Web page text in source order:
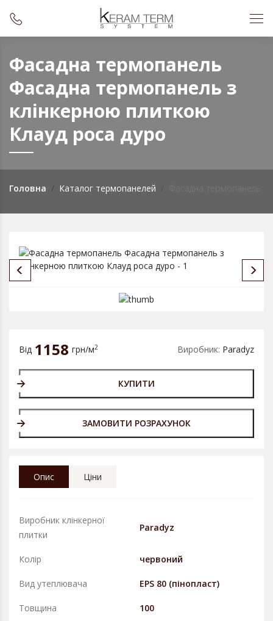
Фасадна термопанель
Фасадна термопанель з
клінкерною плиткою
Клауд роса дуро
Головна Каталог термопанелей Фасадна термопанель з
Від 1158 грн/м2 Виробник: Paradyz
КУПИТИ
ЗАМОВИТИ РОЗРАХУНОК
Опис Ціни
Виробник клінкерної
плитки
Paradyz
Колір червоний
Вид утеплювача EPS 80 (пінопласт)
Товщина 100